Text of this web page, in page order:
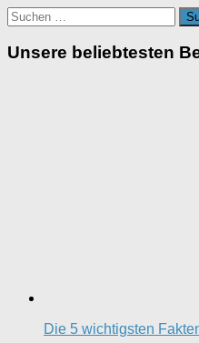
Suchen
nach:
Unsere beliebtesten
Die 5 wichtigsten